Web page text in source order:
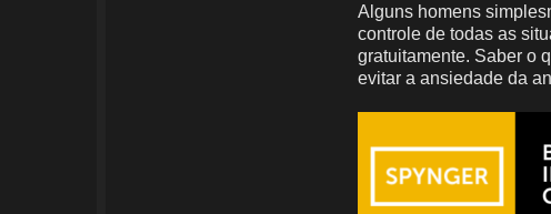
Alguns homens
controle de todas as
gratuitamente. Saber o
evitar a ansiedade da